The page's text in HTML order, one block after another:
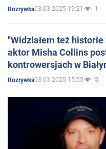
Rozrywka03.03.2025 19:21 1
"Widziałem też
aktor Misha Collins
kontrowersjach w
Rozrywka03.03.2025 15:55 5